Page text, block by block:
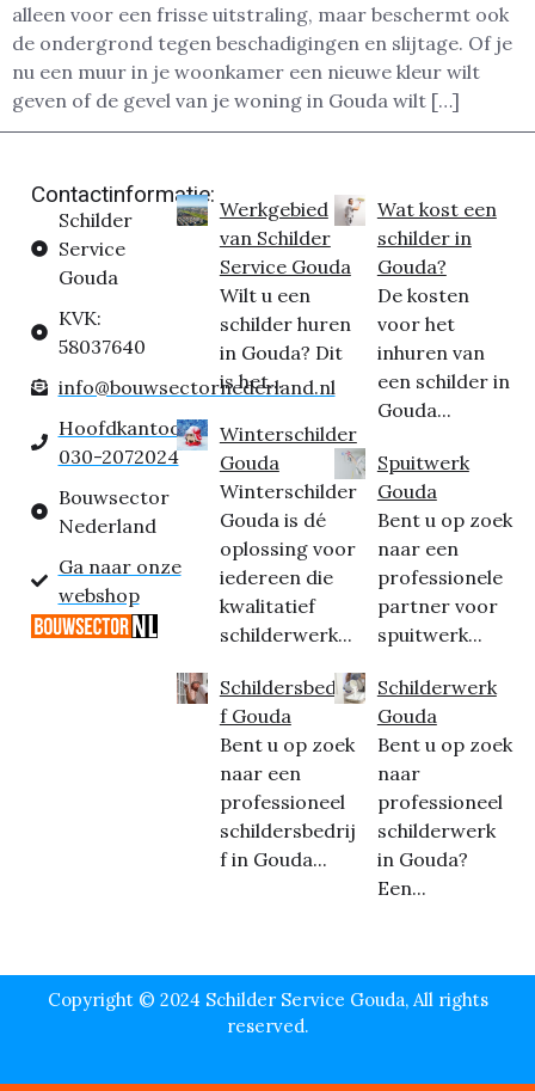
alleen voor een frisse uitstraling, maar beschermt ook
de ondergrond tegen beschadigingen en slijtage. Of je
nu een muur in je woonkamer een nieuwe kleur wilt
geven of de gevel van je woning in Gouda wilt […]
Contactinformatie:
Schilder
Service
Gouda
KVK:
58037640
info@bouwsectornederland.nl
Hoofdkantoor:
030-2072024
Bouwsector
Nederland
Ga naar onze
webshop
Werkgebied
van Schilder
Service Gouda
Wilt u een
schilder huren
in Gouda? Dit
is het...
Winterschilder
Gouda
Winterschilder
Gouda is dé
oplossing voor
iedereen die
kwalitatief
schilderwerk...
Schildersbedrij
f Gouda
Bent u op zoek
naar een
professioneel
schildersbedrij
f in Gouda...
Wat kost een
schilder in
Gouda?
De kosten
voor het
inhuren van
een schilder in
Gouda...
Spuitwerk
Gouda
Bent u op zoek
naar een
professionele
partner voor
spuitwerk...
Schilderwerk
Gouda
Bent u op zoek
naar
professioneel
schilderwerk
in Gouda?
Een...
Copyright © 2024 Schilder Service Gouda, All rights
reserved.